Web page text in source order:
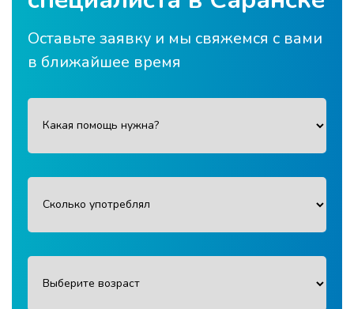
Оставьте заявку и мы свяжемся с вами
в ближайшее время